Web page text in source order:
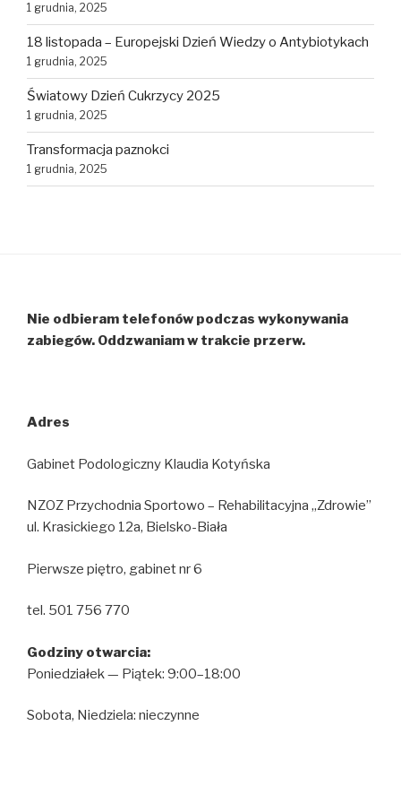
1 grudnia, 2025
18 listopada – Europejski Dzień Wiedzy o Antybiotykach
1 grudnia, 2025
Światowy Dzień Cukrzycy 2025
1 grudnia, 2025
Transformacja paznokci
1 grudnia, 2025
Nie odbieram telefonów podczas wykonywania
zabiegów. Oddzwaniam w trakcie przerw.
Adres
Gabinet Podologiczny Klaudia Kotyńska
NZOZ Przychodnia Sportowo – Rehabilitacyjna „Zdrowie”
ul. Krasickiego 12a, Bielsko-Biała
Pierwsze piętro, gabinet nr 6
tel. 501 756 770
Godziny otwarcia:
Poniedziałek — Piątek: 9:00–18:00
Sobota, Niedziela: nieczynne